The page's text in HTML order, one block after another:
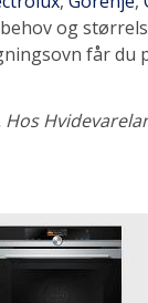
og
får du